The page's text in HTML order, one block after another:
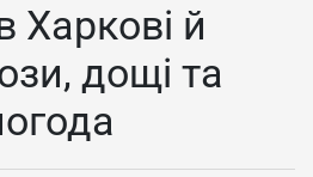
Харкові й
дощі та